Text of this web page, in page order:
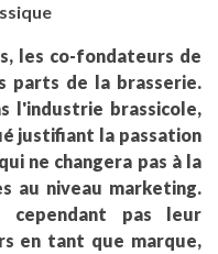
les co-fondateurs de
parts de la brasserie.
l'industrie brassicole,
justifiant la passation
ne changera pas à la
au niveau marketing.
cependant pas leur
en tant que marque,